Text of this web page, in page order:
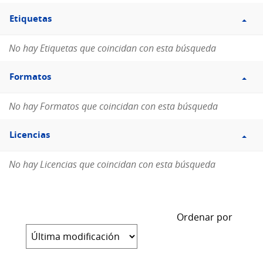
Filtro
Etiquetas
Etiquetas
No hay Etiquetas que coincidan con esta búsqueda
Filtro
Formatos
Formatos
No hay Formatos que coincidan con esta búsqueda
Filtro
Licencias
Licencias
No hay Licencias que coincidan con esta búsqueda
Ordenar por